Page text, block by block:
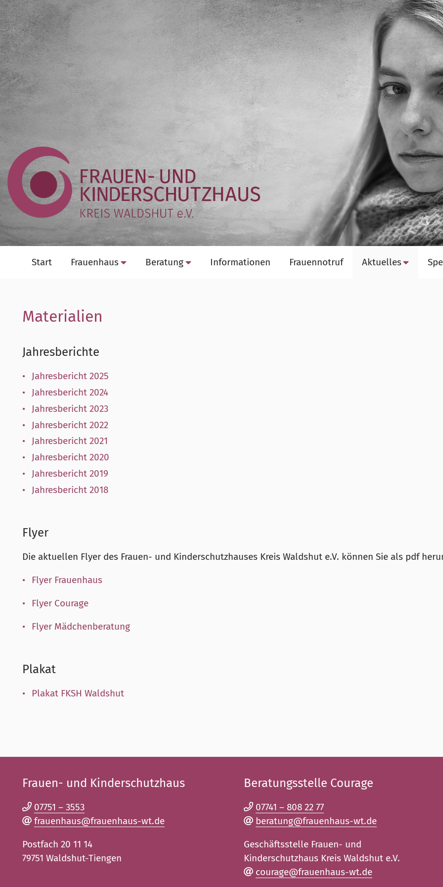
Start Frauenhaus Beratung ‎Informationen Frauennotruf Aktuelles
Materialien
Jahresberichte
Jahresbericht 2025
Jahresbericht 2024
Jahresbericht 2023
Jahresbericht 2022
Jahresbericht 2021
Jahresbericht 2020
Jahresbericht 2019
Jahresbericht 2018
Flyer
Die aktuellen Flyer des Frauen- und Kinderschutzhauses Kreis Waldshut e.V. können Sie als pdf
Flyer Frauenhaus
Flyer Courage
Flyer Mädchenberatung
Plakat
Plakat FKSH Waldshut
Frauen- und Kinderschutzhaus
07751 – 3553
frauenhaus@frauenhaus-wt.de
Postfach 20 11 14
79751 Waldshut-Tiengen
Beratungsstelle Courage
07741 – 808 22 77
beratung@frauenhaus-wt.de
Geschäftsstelle Frauen- und
Kinderschutzhaus Kreis Waldshut e.V.
courage@frauenhaus-wt.de